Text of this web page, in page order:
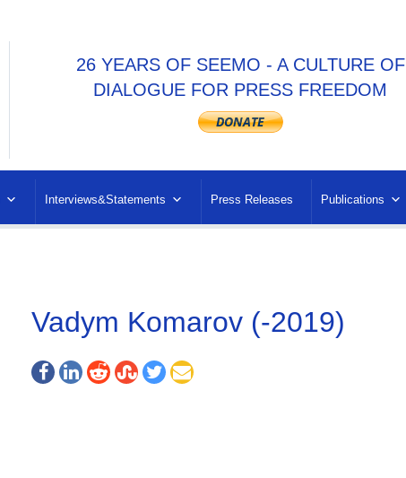
26 YEARS OF SEEMO - A CULTURE OF
DIALOGUE FOR PRESS FREEDOM
Interviews&Statements Press Releases Publications
Vadym Komarov (-2019)